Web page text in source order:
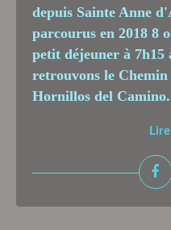
depuis Sainte Anne
parcourus en 2018 8
petit déjeuner à 7h15
retrouvons le
Hornillos del